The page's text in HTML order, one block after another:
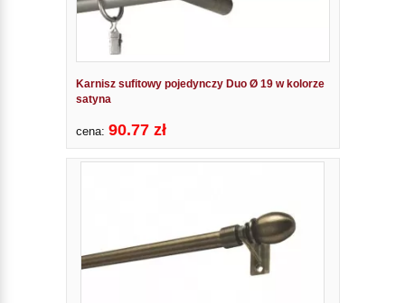
Karnisz sufitowy pojedynczy Duo Ø 19 w kolorze
satyna
cena: 90.77 zł